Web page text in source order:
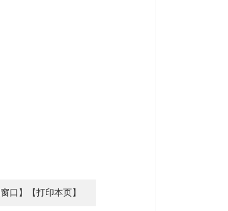
口】 【打印本页】